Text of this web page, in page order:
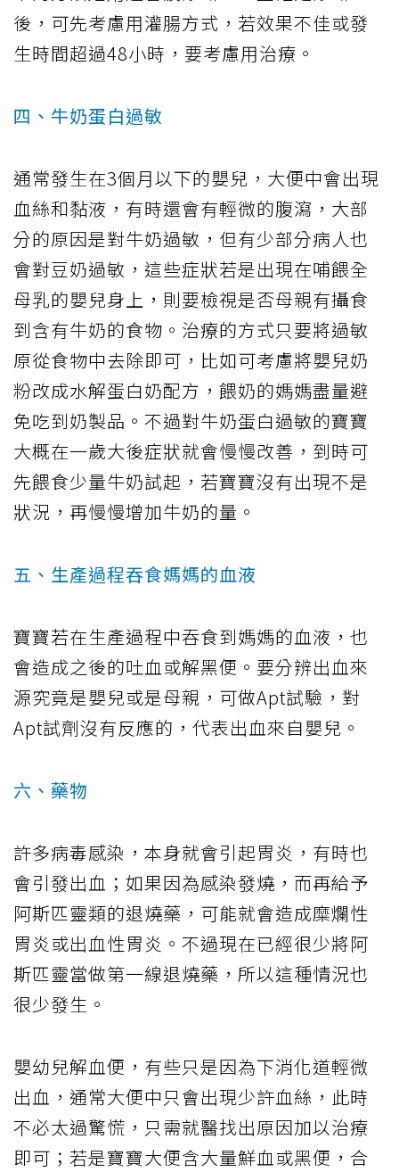
後，可先考慮用灌腸方式，若效果不佳或發
生時間超過48小時，要考慮用治療。
四、牛奶蛋白過敏
通常發生在3個月以下的嬰兒，大便中會出現
血絲和黏液，有時還會有輕微的腹瀉，大部
分的原因是對牛奶過敏，但有少部分病人也
會對豆奶過敏，這些症狀若是出現在哺餵全
母乳的嬰兒身上，則要檢視是否母親有攝食
到含有牛奶的食物。治療的方式只要將過敏
原從食物中去除即可，比如可考慮將嬰兒奶
粉改成水解蛋白奶配方，餵奶的媽媽盡量避
免吃到奶製品。不過對牛奶蛋白過敏的寶寶
大概在一歲大後症狀就會慢慢改善，到時可
先餵食少量牛奶試起，若寶寶沒有出現不是
狀況，再慢慢增加牛奶的量。
五、生產過程吞食媽媽的血液
寶寶若在生產過程中吞食到媽媽的血液，也
會造成之後的吐血或解黑便。要分辨出血來
源究竟是嬰兒或是母親，可做Apt試驗，對
Apt試劑沒有反應的，代表出血來自嬰兒。
六、藥物
許多病毒感染，本身就會引起胃炎，有時也
會引發出血；如果因為感染發燒，而再給予
阿斯匹靈類的退燒藥，可能就會造成糜爛性
胃炎或出血性胃炎。不過現在已經很少將阿
斯匹靈當做第一線退燒藥，所以這種情況也
很少發生。
嬰幼兒解血便，有些只是因為下消化道輕微
出血，通常大便中只會出現少許血絲，此時
不必太過驚慌，只需就醫找出原因加以治療
即可；若是寶寶大便含大量鮮血或黑便，合